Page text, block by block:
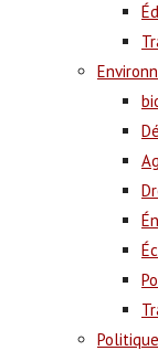
Politique